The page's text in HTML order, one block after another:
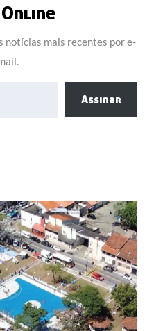
notícias mais recentes por e-
Assinar